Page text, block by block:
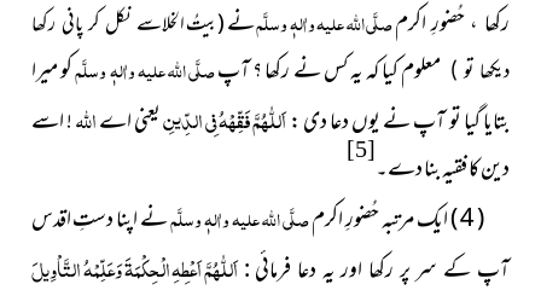
رکھا ، حُضورِ اکرمصلَّی اللہ علیہ واٰلہٖ وسلَّمنے( بیتُ الخلاسے نکل کر پانی رکھا
دیکھا تو ) معلوم کیا کہ یہ کس نے رکھا ؟ آپصلَّی اللہ علیہ واٰلہٖ وسلَّمکو میرا
بتایا گیا تو آپ نے یوں دعا دی :اَللّٰهُمَّ فَقِّهْهُ فِي الدِّينِیعنی اےاللہ! اسے
دین کا فقیہ بنا دے۔[5]
( 4 ) ایک مرتبہ حُضورِ اکرم صلَّی اللہ علیہ واٰلہٖ وسلَّمنے اپنا دستِاقدس
آپ کے سر پر رکھا اور یہ دعا فرمائی :اَللّٰهُمَّ اَعْطِهِ الْحِكْمَةَوَعَلِّمْهُ التَّاْوِيلَ